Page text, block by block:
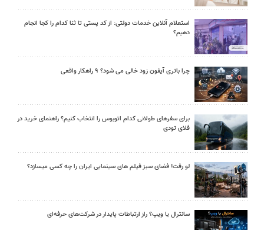
استعلام آنلاین خدمات دولتی: از کد پستی تا ثنا کدام را کجا انجام
دهیم؟
چرا باتری آیفون زود خالی می شود؟ ۹ راهکار واقعی
برای سفرهای طولانی کدام اتوبوس را انتخاب کنیم؟ راهنمای خرید در
فلای تودی
لو رفت! فضای سبز فیلم های سینمایی ایران را چه کسی میسازد؟
سانترال یا ویپ؟ راز ارتباطات پایدار در شرکت‌های حرفه‌ای